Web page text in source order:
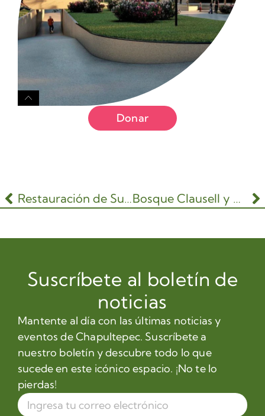
Donar
Restauración de Suelos Bosque Clausell y Paso del Conejo
Suscríbete al boletín de
noticias
Mantente al día con las últimas noticias y
eventos de Chapultepec. Suscríbete a
nuestro boletín y descubre todo lo que
sucede en este icónico espacio. ¡No te lo
pierdas!